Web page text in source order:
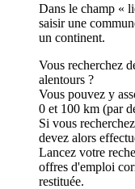
Dans le champ «
saisir une
un continent.
Vous recherchez
alentours ?
Vous pouvez y
0 et 100 km (par
Si vous
devez alors
Lancez votre
offres d'emploi
restituée.